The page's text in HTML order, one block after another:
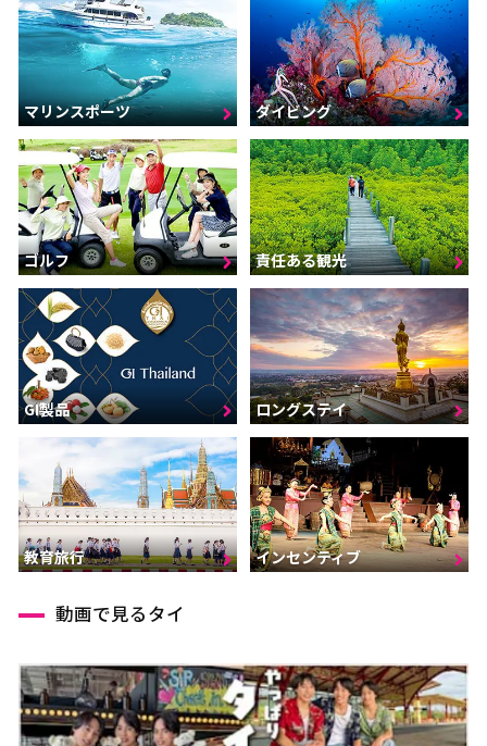
マリンスポーツ ダイビング
ゴルフ 責任ある観光
GI製品 ロングステイ
教育旅行 インセンティブ
動画で見るタイ